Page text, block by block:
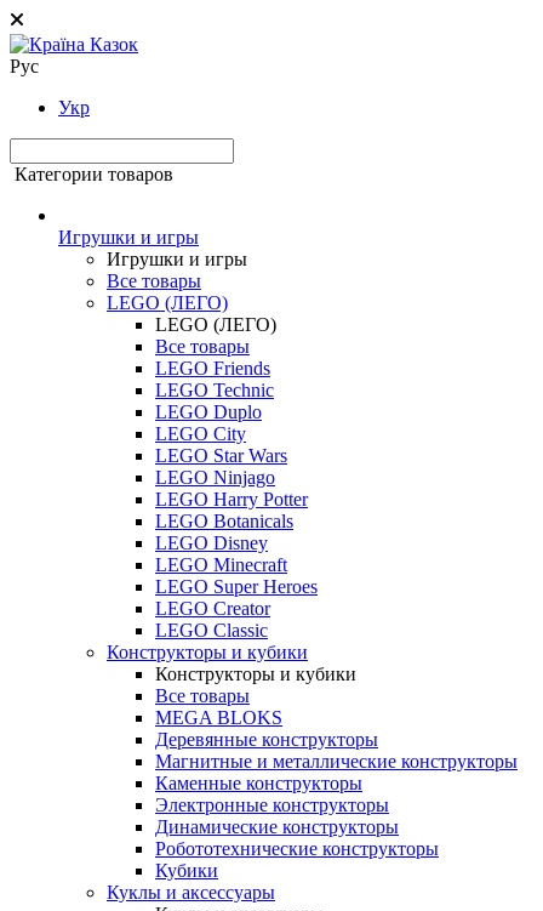
Рус
Укр
Категории товаров
Игрушки и игры
Игрушки и игры
Все товары
LEGO (ЛЕГО)
LEGO (ЛЕГО)
Все товары
LEGO Friends
LEGO Technic
LEGO Duplo
LEGO City
LEGO Star Wars
LEGO Ninjago
LEGO Harry Potter
LEGO Botanicals
LEGO Disney
LEGO Minecraft
LEGO Super Heroes
LEGO Creator
LEGO Classic
Конструкторы и кубики
Конструкторы и кубики
Все товары
MEGA BLOKS
Деревянные конструкторы
Магнитные и металлические конструкторы
Каменные конструкторы
Электронные конструкторы
Динамические конструкторы
Робототехнические конструкторы
Кубики
Куклы и аксессуары